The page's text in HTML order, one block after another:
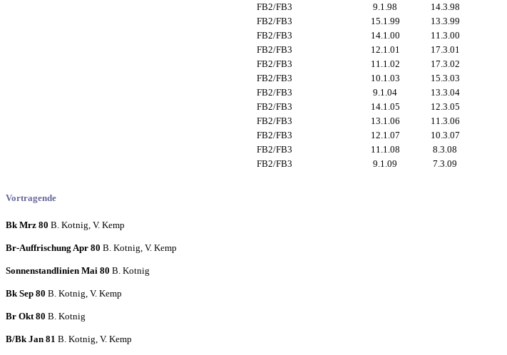
FB2/FB3
9.1.98 14.3.98
FB2/FB3
15.1.99 13.3.99
FB2/FB3
14.1.00 11.3.00
FB2/FB3
12.1.01 17.3.01
FB2/FB3
11.1.02 17.3.02
FB2/FB3
10.1.03 15.3.03
FB2/FB3
9.1.04 13.3.04
FB2/FB3
14.1.05 12.3.05
FB2/FB3
13.1.06 11.3.06
FB2/FB3
12.1.07 10.3.07
FB2/FB3
11.1.08 8.3.08
FB2/FB3
9.1.09 7.3.09
Vortragende
Bk Mrz 80 B. Kotnig, V. Kemp
Br-Auffrischung Apr 80 B. Kotnig, V. Kemp
Sonnenstandlinien Mai 80 B. Kotnig
Bk Sep 80 B. Kotnig, V. Kemp
Br Okt 80 B. Kotnig
B/Bk Jan 81 B. Kotnig, V. Kemp